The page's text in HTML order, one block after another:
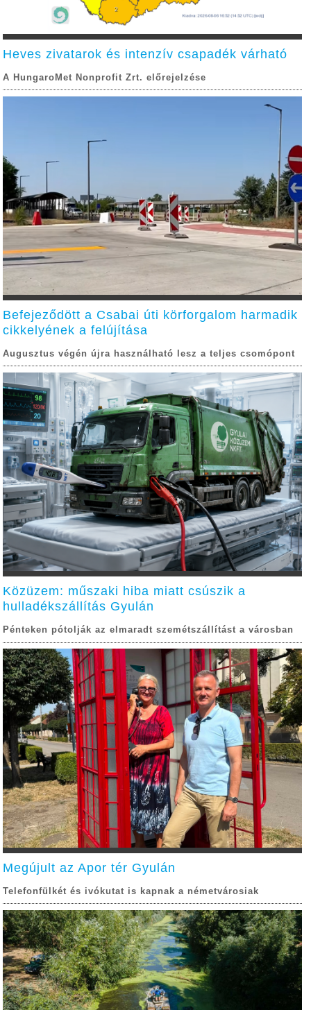
Heves zivatarok és intenzív csapadék várható
A HungaroMet Nonprofit Zrt. előrejelzése
Befejeződött a Csabai úti körforgalom harmadik
cikkelyének a felújítása
Augusztus végén újra használható lesz a teljes csomópont
Közüzem: műszaki hiba miatt csúszik a
hulladékszállítás Gyulán
Pénteken pótolják az elmaradt szemétszállítást a városban
Megújult az Apor tér Gyulán
Telefonfülkét és ivókutat is kapnak a németvárosiak